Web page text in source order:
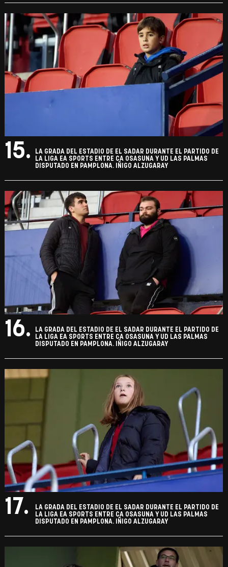
15.
LA GRADA DEL ESTADIO DE EL SADAR DURANTE EL PARTIDO DE
LA LIGA EA SPORTS ENTRE CA OSASUNA Y UD LAS PALMAS
DISPUTADO EN PAMPLONA. IÑIGO ALZUGARAY
16.
LA GRADA DEL ESTADIO DE EL SADAR DURANTE EL PARTIDO DE
LA LIGA EA SPORTS ENTRE CA OSASUNA Y UD LAS PALMAS
DISPUTADO EN PAMPLONA. IÑIGO ALZUGARAY
17.
LA GRADA DEL ESTADIO DE EL SADAR DURANTE EL PARTIDO DE
LA LIGA EA SPORTS ENTRE CA OSASUNA Y UD LAS PALMAS
DISPUTADO EN PAMPLONA. IÑIGO ALZUGARAY